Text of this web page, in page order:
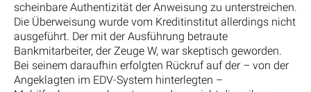
scheinbare Authentizität der Anweisung zu unterstreichen.
Die Überweisung wurde vom Kreditinstitut allerdings nicht
ausgeführt. Der mit der Ausführung betraute
Bankmitarbeiter, der Zeuge W, war skeptisch geworden.
Bei seinem daraufhin erfolgten Rückruf auf der – von der
Angeklagten im EDV-System hinterlegten –